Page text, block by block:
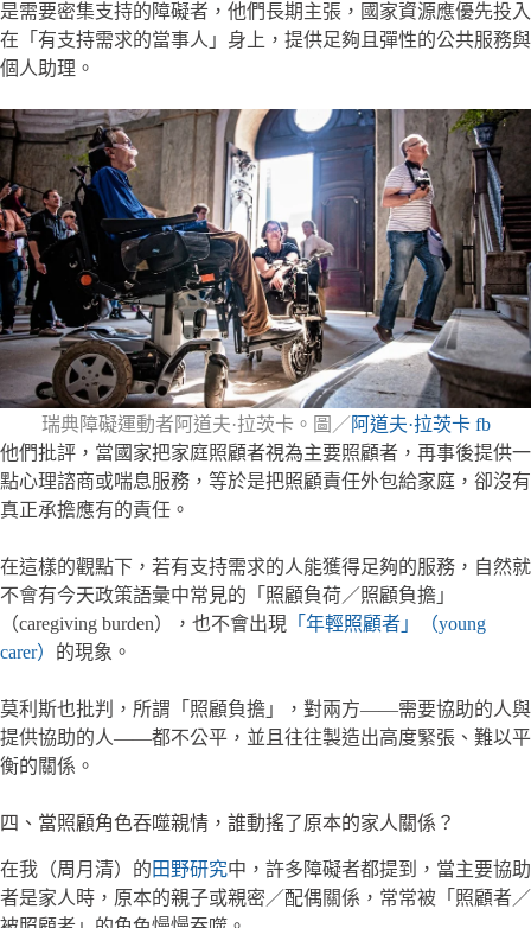
是需要密集支持的障礙者，他們長期主張，國家資源應優先投入
在「有支持需求的當事人」身上，提供足夠且彈性的公共服務與
個人助理。
瑞典障礙運動者阿道夫·拉茨卡。圖／ 阿道夫·拉茨卡 fb
他們批評，當國家把家庭照顧者視為主要照顧者，再事後提供一
點心理諮商或喘息服務，等於是把照顧責任外包給家庭，卻沒有
真正承擔應有的責任。
在這樣的觀點下，若有支持需求的人能獲得足夠的服務，自然就
不會有今天政策語彙中常見的「照顧負荷／照顧負擔」
（caregiving burden），也不會出現 「年輕照顧者」（young
carer） 的現象。
莫利斯也批判，所謂「照顧負擔」，對兩方——需要協助的人與
提供協助的人——都不公平，並且往往製造出高度緊張、難以平
衡的關係。
四、當照顧角色吞噬親情，誰動搖了原本的家人關係？
在我（周月清）的田野研究中，許多障礙者都提到，當主要協助
者是家人時，原本的親子或親密／配偶關係，常常被「照顧者／